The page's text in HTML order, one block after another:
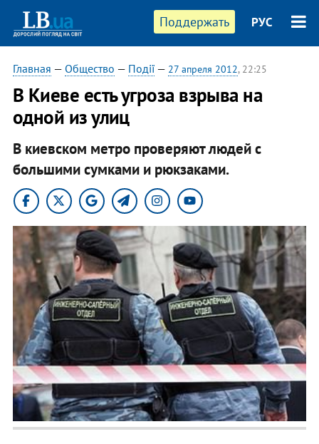
Поддержать РУС
Главная — Общество — Події— 27 апреля 2012, 22:25
В Киеве есть угроза взрыва на
одной из улиц
В киевском метро проверяют людей с
большими сумками и рюкзаками.